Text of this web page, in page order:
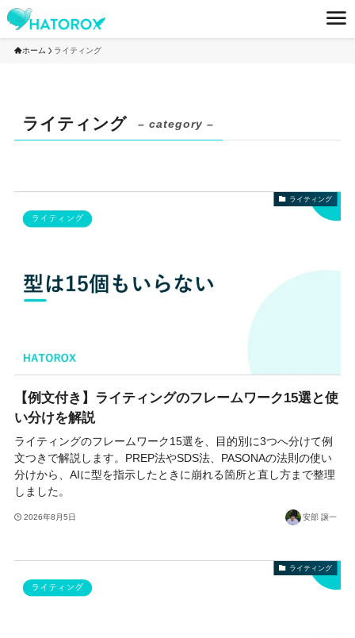
ホーム ライティング
ライティング – category –
ライティング
【例文付き】ライティングのフレームワーク15選と使
い分けを解説
ライティングのフレームワーク15選を、目的別に3つへ分けて例
文つきで解説します。PREP法やSDS法、PASONAの法則の使い
分けから、AIに型を指示したときに崩れる箇所と直し方まで整理
しました。
2026年8月5日 安部 譲一
ライティング